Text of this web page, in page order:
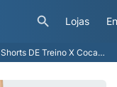
Lojas
Shorts DE Treino X Coca-cola Homem adidas